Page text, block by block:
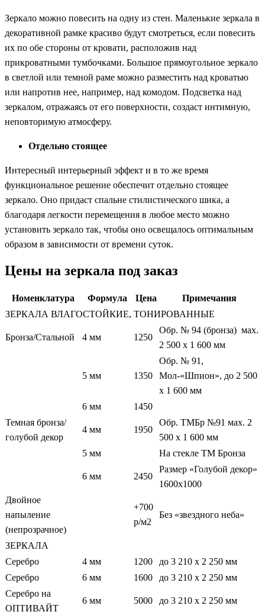
Зеркало можно повесить на одну из стен. Маленькие зеркала в
декоративной рамке красиво будут смотреться, если повесить
их по обе стороны от кровати, расположив над
прикроватными тумбочками. Большое прямоугольное зеркало
в светлой или темной раме можно разместить над кроватью
или напротив нее, например, над комодом. Подсветка над
зеркалом, отражаясь от его поверхности, создаст интимную,
неповторимую атмосферу.
Отдельно стоящее
Интересный интерьерный эффект и в то же время
функциональное решение обеспечит отдельно стоящее
зеркало. Оно придаст спальне стилистического шика, а
благодаря легкости перемещения в любое место можно
установить зеркало так, чтобы оно освещалось оптимальным
образом в зависимости от времени суток.
Цены на зеркала под заказ
Номенклатура Формула Цена
Примечания
ЗЕРКАЛА ВЛАГОСТОЙКИЕ, ТОНИРОВАННЫЕ
Бронза/Стальной 4 мм 1250
Обр. № 94 (бронза) мах.
2 500 х 1 600 мм
5 мм 1350
Обр. № 91,
Мол-«Шпион», до 2 500
х 1 600 мм
6 мм
1450
Темная бронза/
голубой декор
4 мм 1950
Обр. ТМБр №91 мах. 2
500 х 1 600 мм
5 мм
На стекле ТМ Бронза
6 мм 2450
Размер «Голубой декор»
1600х1000
Двойное
напыление
(непрозрачное)
+700
р/м2
Без «звездного неба»
ЗЕРКАЛА
Серебро
4 мм 1200
до 3 210 х 2 250 мм
Серебро
6 мм 1600
до 3 210 х 2 250 мм
Серебро на
ОПТИВАЙТ
6 мм 5000 до 3 210 х 2 250 мм